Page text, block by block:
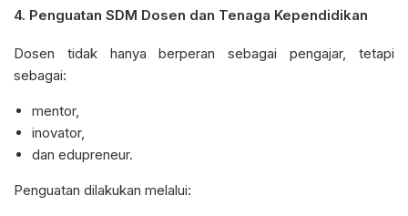
4. Penguatan SDM Dosen dan Tenaga Kependidikan
Dosen tidak hanya berperan sebagai pengajar, tetapi
sebagai:
mentor,
inovator,
dan edupreneur.
Penguatan dilakukan melalui: